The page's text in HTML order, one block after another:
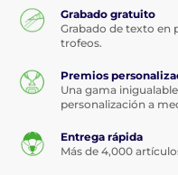
Grabado gratuito
Grabado de texto en
trofeos.
Premios
Una gama
personalización a
Entrega rápida
Más de 4,000